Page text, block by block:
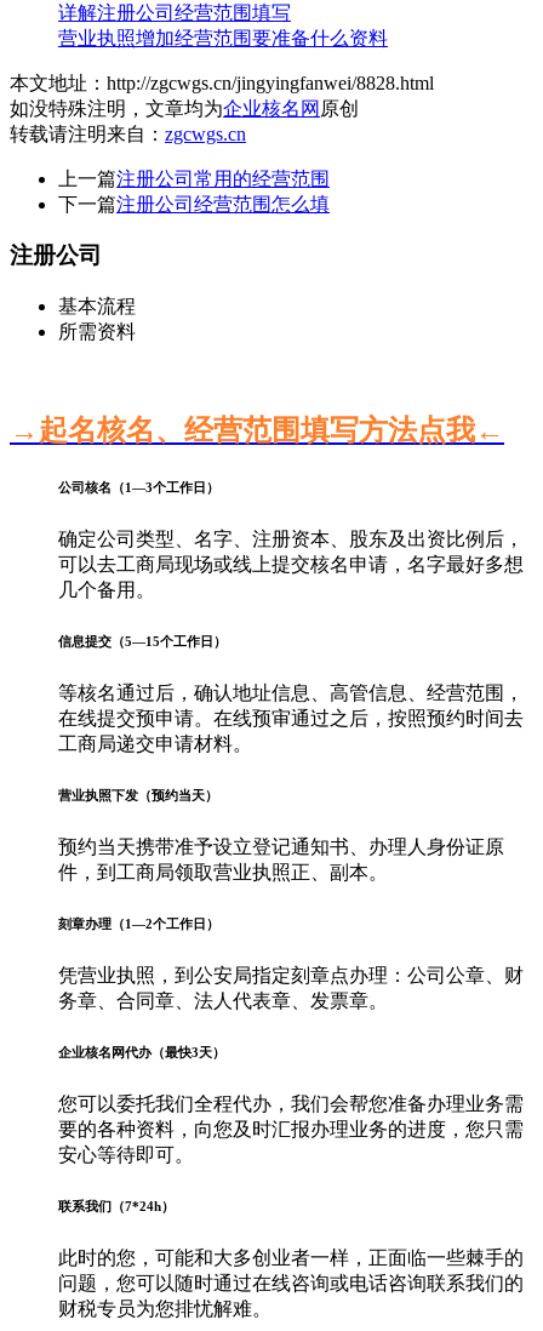
详解注册公司经营范围填写
营业执照增加经营范围要准备什么资料
本文地址：http://zgcwgs.cn/jingyingfanwei/8828.html
如没特殊注明，文章均为企业核名网 原创
转载请注明来自： zgcwgs.cn
上一篇注册公司常用的经营范围
下一篇注册公司经营范围怎么填
注册公司
基本流程
所需资料
→起名核名、经营范围填写方法点我←
公司核名（1—3个工作日）
确定公司类型、名字、注册资本、股东及出资比例后，
可以去工商局现场或线上提交核名申请，名字最好多想
几个备用。
信息提交（5—15个工作日）
等核名通过后，确认地址信息、高管信息、经营范围，
在线提交预申请。在线预审通过之后，按照预约时间去
工商局递交申请材料。
营业执照下发（预约当天）
预约当天携带准予设立登记通知书、办理人身份证原
件，到工商局领取营业执照正、副本。
刻章办理（1—2个工作日）
凭营业执照，到公安局指定刻章点办理：公司公章、财
务章、合同章、法人代表章、发票章。
企业核名网代办（最快3天）
您可以委托我们全程代办，我们会帮您准备办理业务需
要的各种资料，向您及时汇报办理业务的进度，您只需
安心等待即可。
联系我们（7*24h）
此时的您，可能和大多创业者一样，正面临一些棘手的
问题，您可以随时通过在线咨询或电话咨询联系我们的
财税专员为您排忧解难。